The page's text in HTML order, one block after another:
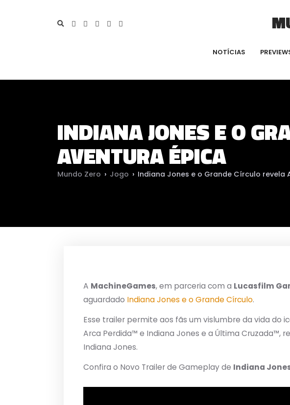
NOTÍCIAS
INDIANA JONES E O
AVENTURA ÉPICA
Mundo Zero › Jogo › Indiana Jones e o Grande Círculo revela
A MachineGames, em parceria com a Lucasfilm
aguardado Indiana Jones e o Grande Círculo.
Esse trailer permite aos fãs um vislumbre da vida do
Arca Perdida™ e Indiana Jones e a Última Cruzada™,
Indiana Jones.
Confira o Novo Trailer de Gameplay de Indiana